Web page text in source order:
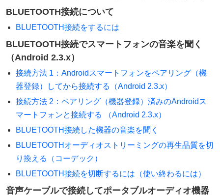
BLUETOOTH接続について
BLUETOOTH接続をするには
BLUETOOTH接続でスマートフォンの音楽を聞く
（Android 2.3.x）
接続方法 1：Androidスマートフォンをペアリング（機
器登録）してから接続する（Android 2.3.x）
接続方法 2：ペアリング（機器登録）済みのAndroidス
マートフォンと接続する （Android 2.3.x）
BLUETOOTH接続した機器の音楽を聞く
BLUETOOTHオーディオストリーミングの再生品質を切
り換える（コーデック）
BLUETOOTH接続を切断するには（使い終わるには）
音声ケーブルで接続してポータブルオーディオ機器